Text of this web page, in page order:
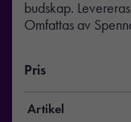
budskap.
Omfattas av
Pris
Artikel